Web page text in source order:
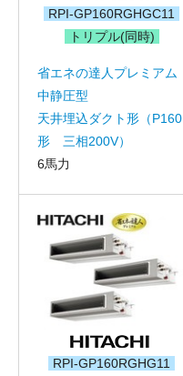
RPI-GP160RGHGC11
トリプル(同時)
省エネの達人プレミアム
中静圧型
天井埋込ダクト形（P160
形 三相200V）
6馬力
RPI-GP160RGHG11